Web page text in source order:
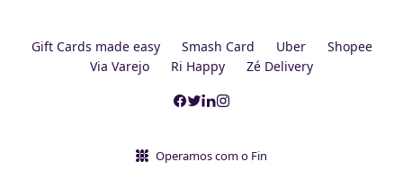
Gift Cards made easy Smash Card Uber
Shopee
Via Varejo
Ri Happy Zé Delivery
Operamos com o Fin